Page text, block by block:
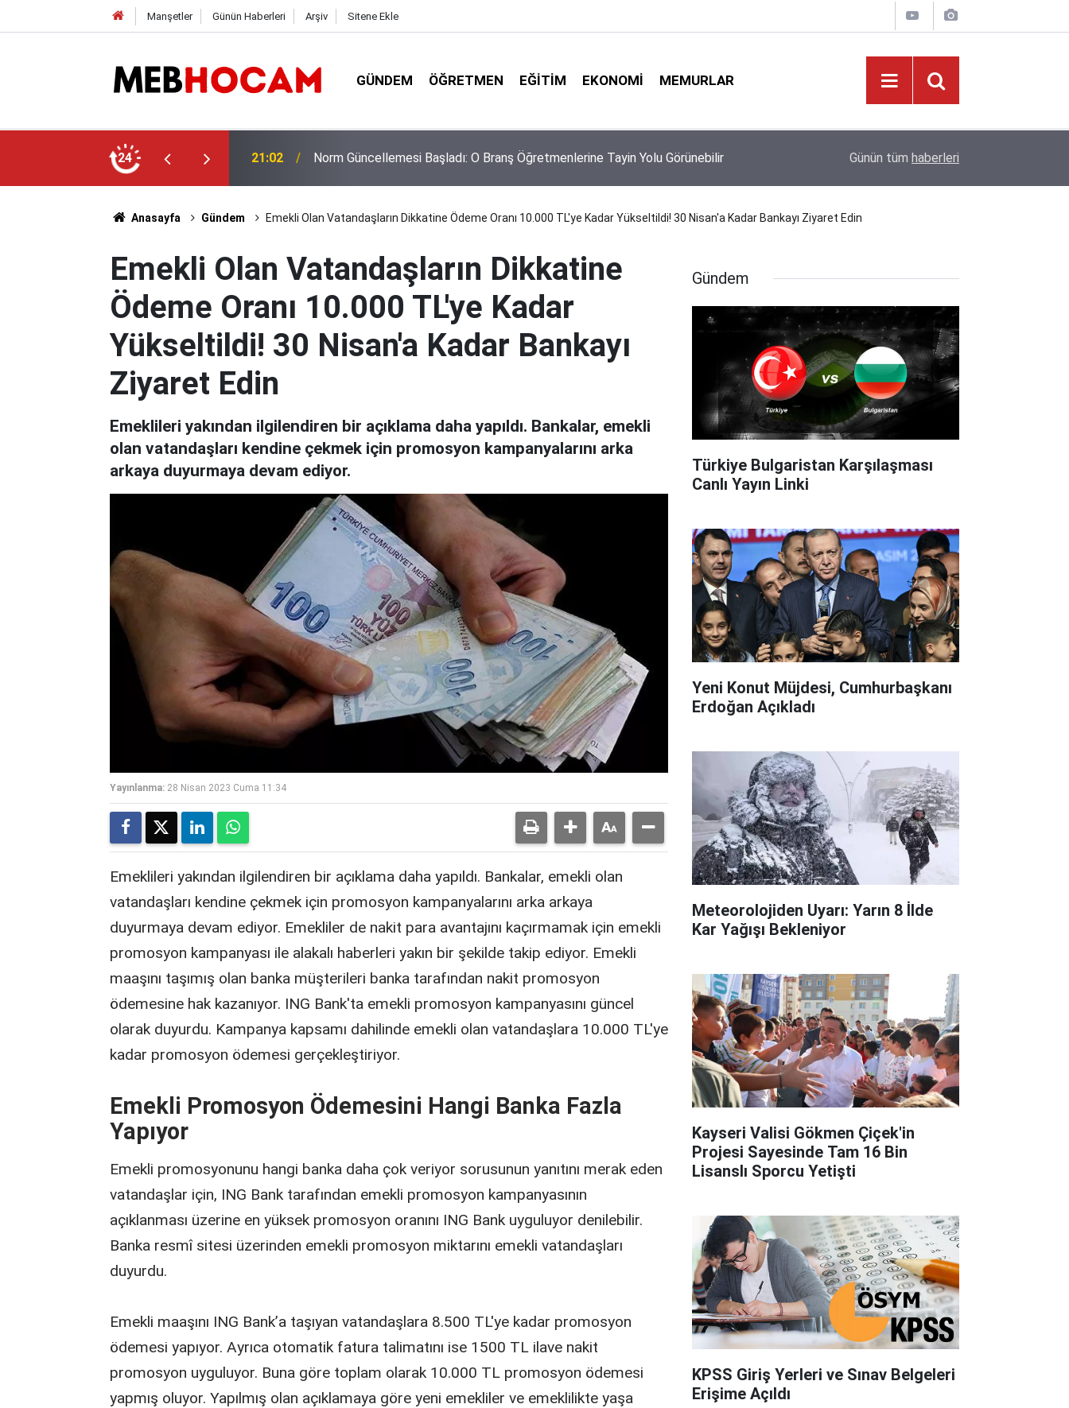
Manşetler Günün Haberleri Arşiv Sitene Ekle
GÜNDEM ÖĞRETMEN EĞITIM EKONOMI MEMURLAR
24
Öğretmenlerine Tayin Yolu Görünebilir 19:02
MEBBİS Tercih Ekranı Açıldı! Puan Üstünlüğü Dinlemeyen Öncelik Hakkı
Hangi Branşta?
Yapılacak?
Günün tüm haberleri
Anasayfa Gündem Emekli Olan Vatandaşların Dikkatine Ödeme Oranı 10.000 TL'ye Kadar Yükseltildi! 30 Nisan'a Kadar Bankayı Ziyaret Edin
Emekli Olan Vatandaşların Dikkatine
Ödeme Oranı 10.000 TL'ye Kadar
Yükseltildi! 30 Nisan'a Kadar Bankayı
Ziyaret Edin
Emeklileri yakından ilgilendiren bir açıklama daha yapıldı. Bankalar, emekli
olan vatandaşları kendine çekmek için promosyon kampanyalarını arka
arkaya duyurmaya devam ediyor.
Yayınlanma: 28 Nisan 2023 Cuma 11:34
Emeklileri yakından ilgilendiren bir açıklama daha yapıldı. Bankalar, emekli olan
vatandaşları kendine çekmek için promosyon kampanyalarını arka arkaya
duyurmaya devam ediyor. Emekliler de nakit para avantajını kaçırmamak için emekli
promosyon kampanyası ile alakalı haberleri yakın bir şekilde takip ediyor. Emekli
maaşını taşımış olan banka müşterileri banka tarafından nakit promosyon
ödemesine hak kazanıyor. ING Bank'ta emekli promosyon kampanyasını güncel
olarak duyurdu. Kampanya kapsamı dahilinde emekli olan vatandaşlara 10.000 TL'ye
kadar promosyon ödemesi gerçekleştiriyor.
Emekli Promosyon Ödemesini Hangi Banka Fazla
Yapıyor
Emekli promosyonunu hangi banka daha çok veriyor sorusunun yanıtını merak eden
vatandaşlar için, ING Bank tarafından emekli promosyon kampanyasının
açıklanması üzerine en yüksek promosyon oranını ING Bank uyguluyor denilebilir.
Banka resmî sitesi üzerinden emekli promosyon miktarını emekli vatandaşları
duyurdu.
Emekli maaşını ING Bank’a taşıyan vatandaşlara 8.500 TL'ye kadar promosyon
ödemesi yapıyor. Ayrıca otomatik fatura talimatını ise 1500 TL ilave nakit
promosyon uyguluyor. Buna göre toplam olarak 10.000 TL promosyon ödemesi
yapmış oluyor. Yapılmış olan açıklamaya göre yeni emekliler ve emeklilikte yaşa
Gündem
Türkiye Bulgaristan Karşılaşması
Canlı Yayın Linki
Yeni Konut Müjdesi, Cumhurbaşkanı
Erdoğan Açıkladı
Meteorolojiden Uyarı: Yarın 8 İlde
Kar Yağışı Bekleniyor
Kayseri Valisi Gökmen Çiçek'in
Projesi Sayesinde Tam 16 Bin
Lisanslı Sporcu Yetişti
KPSS Giriş Yerleri ve Sınav Belgeleri
Erişime Açıldı